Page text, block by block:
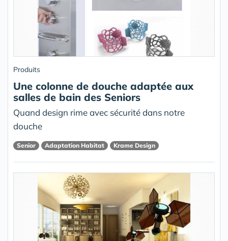
Produits
Une colonne de douche adaptée aux
salles de bain des Seniors
Quand design rime avec sécurité dans notre
douche
Senior Adaptation Habitat Krame Design